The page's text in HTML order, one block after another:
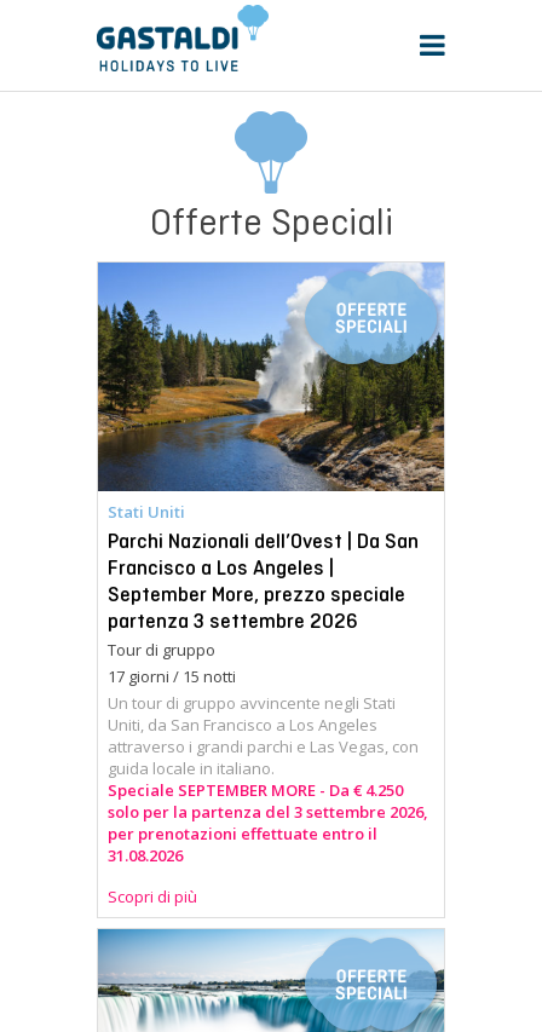
Offerte Speciali
Stati Uniti
Parchi Nazionali dell’Ovest | Da San
Francisco a Los Angeles |
September More, prezzo speciale
partenza 3 settembre 2026
Tour di gruppo
17 giorni / 15 notti
Un tour di gruppo avvincente negli Stati
Uniti, da San Francisco a Los Angeles
attraverso i grandi parchi e Las Vegas, con
guida locale in italiano.
Speciale SEPTEMBER MORE - Da € 4.250
solo per la partenza del 3 settembre 2026,
per prenotazioni effettuate entro il
31.08.2026
Scopri di più